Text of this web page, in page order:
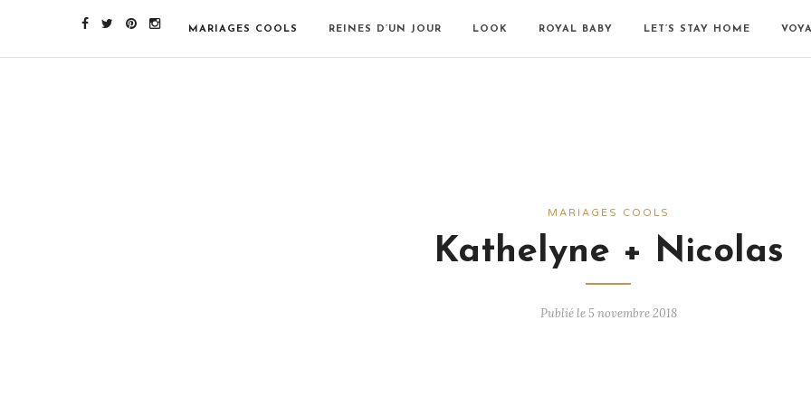
MARIAGES COOLS REINES D’UN JOUR LOOK ROYAL BABY LET’S STAY HOME
MARIAGES COOLS
Kathelyne + Nicolas
Publié le 5 novembre 2018